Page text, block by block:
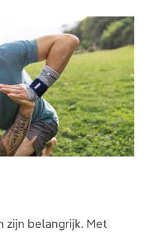
zijn belangrijk. Met